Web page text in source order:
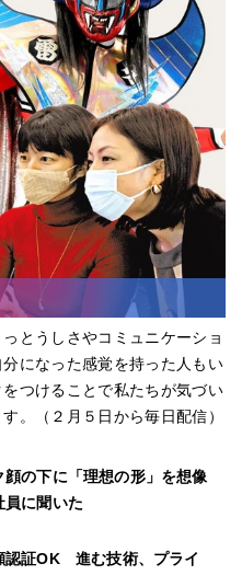
とうしさやコミュニケーショ
になった感覚を持った人もい
つけることで私たちが気づい
。（２月５日から毎日配信）
の下に「理想の形」を想像
に聞いた
認証OK 進む技術、プライ